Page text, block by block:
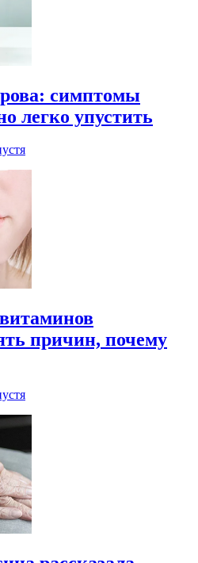
симптомы
легко упустить
причин, почему